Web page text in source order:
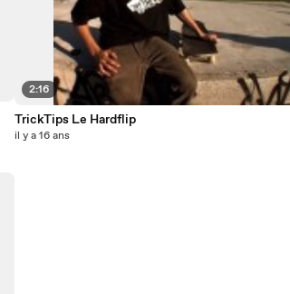
2:16
TrickTips Le Hardflip
il y a 16 ans